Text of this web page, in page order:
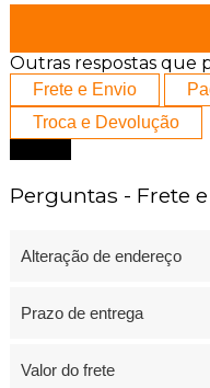
Outras respostas que
Frete e Envio
Troca e Devolução
Perguntas - Frete
Alteração de endereço
Prazo de entrega
Valor do frete